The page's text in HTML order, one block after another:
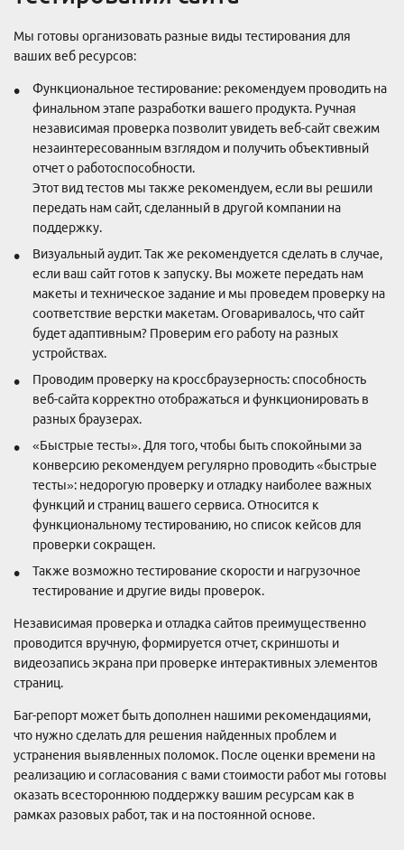
Мы готовы организовать разные виды тестирования для
ваших веб ресурсов:
Функциональное тестирование: рекомендуем проводить на
финальном этапе разработки вашего продукта. Ручная
независимая проверка позволит увидеть веб-сайт свежим
незаинтересованным взглядом и получить объективный
отчет о работоспособности.
Этот вид тестов мы также рекомендуем, если вы решили
передать нам сайт, сделанный в другой компании на
поддержку.
Визуальный аудит. Так же рекомендуется сделать в случае,
если ваш сайт готов к запуску. Вы можете передать нам
макеты и техническое задание и мы проведем проверку на
соответствие верстки макетам. Оговаривалось, что сайт
будет адаптивным? Проверим его работу на разных
устройствах.
Проводим проверку на кроссбраузерность: способность
веб-сайта корректно отображаться и функционировать в
разных браузерах.
«Быстрые тесты». Для того, чтобы быть спокойными за
конверсию рекомендуем регулярно проводить «быстрые
тесты»: недорогую проверку и отладку наиболее важных
функций и страниц вашего сервиса. Относится к
функциональному тестированию, но список кейсов для
проверки сокращен.
Также возможно тестирование скорости и нагрузочное
тестирование и другие виды проверок.
Независимая проверка и отладка сайтов преимущественно
проводится вручную, формируется отчет, скриншоты и
видеозапись экрана при проверке интерактивных элементов
страниц.
Баг-репорт может быть дополнен нашими рекомендациями,
что нужно сделать для решения найденных проблем и
устранения выявленных поломок. После оценки времени на
реализацию и согласования с вами стоимости работ мы готовы
оказать всестороннюю поддержку вашим ресурсам как в
рамках разовых работ, так и на постоянной основе.